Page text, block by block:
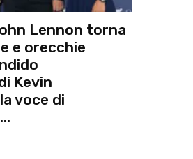
Lennon torna
e orecchie
Kevin
voce di